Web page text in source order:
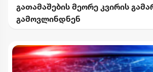
გათამაშების მეორე კვირის
გამოვლინდნენ